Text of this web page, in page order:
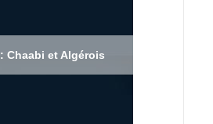
Chaabi et Algérois